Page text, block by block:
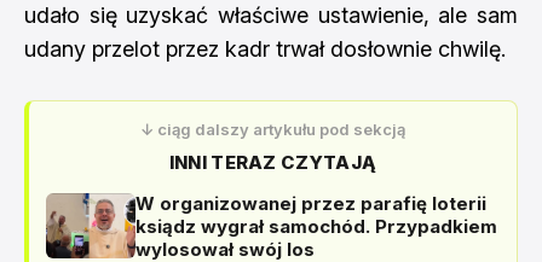
udało się uzyskać właściwe ustawienie, ale sam
udany przelot przez kadr trwał dosłownie chwilę.
↓ ciąg dalszy artykułu pod sekcją
INNI TERAZ CZYTAJĄ
W organizowanej przez parafię loterii
ksiądz wygrał samochód. Przypadkiem
wylosował swój los